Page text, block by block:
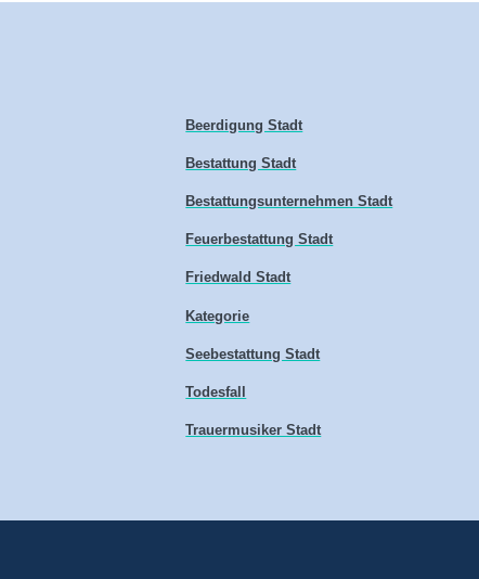
Beerdigung Stadt
Bestattung Stadt
Bestattungsunternehmen Stadt
Feuerbestattung Stadt
Friedwald Stadt
Kategorie
Seebestattung Stadt
Todesfall
Trauermusiker Stadt